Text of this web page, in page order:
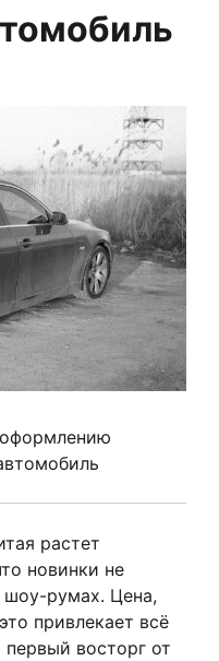
растет
новинки не
шоу-румах. Цена,
привлекает всё
восторг от